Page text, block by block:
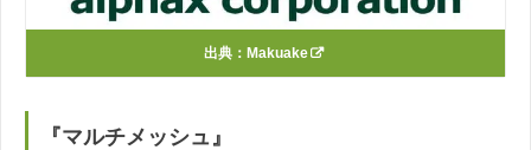
出典： Makuake
『マルチメッシュ』